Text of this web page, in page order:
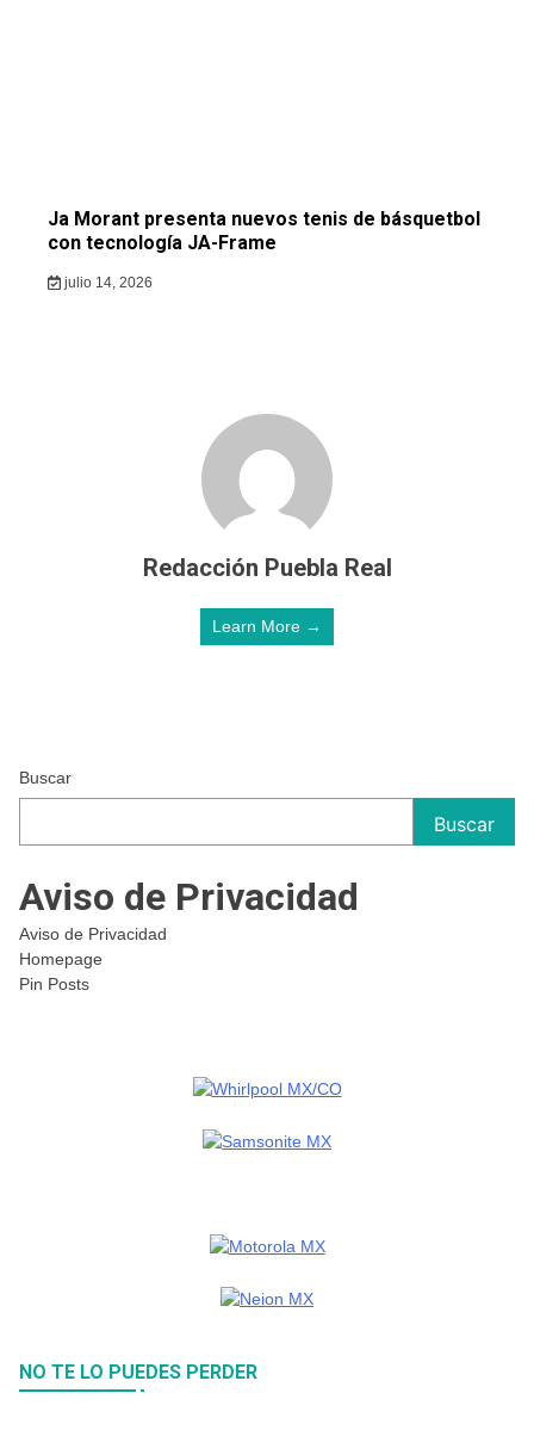
Ja Morant presenta nuevos tenis de básquetbol
con tecnología JA-Frame
julio 14, 2026
Redacción Puebla Real
Learn More →
Buscar
Buscar
Aviso de Privacidad
Aviso de Privacidad
Homepage
Pin Posts
NO TE LO PUEDES PERDER